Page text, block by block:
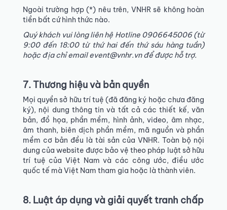
Ngoài trường hợp (*) nêu trên, VNHR sẽ không hoàn
tiền bất cứ hình thức nào.
Quý khách vui lòng liên hệ Hotline 0906645006 (từ
9:00 đến 18:00 từ thứ hai đến thứ sáu hàng tuần)
hoặc địa chỉ email event@vnhr.vn để được hỗ trợ.
7. Thương hiệu và bản quyền
Mọi quyền sở hữu trí tuệ (đã đăng ký hoặc chưa đăng
ký), nội dung thông tin và tất cả các thiết kế, văn
bản, đồ họa, phần mềm, hình ảnh, video, âm nhạc,
âm thanh, biên dịch phần mềm, mã nguồn và phần
mềm cơ bản đều là tài sản của VNHR. Toàn bộ nội
dung của website được bảo vệ theo pháp luật sở hữu
trí tuệ của Việt Nam và các công ước, điều ước
quốc tế mà Việt Nam tham gia hoặc là thành viên.
8. Luật áp dụng và giải quyết tranh chấp